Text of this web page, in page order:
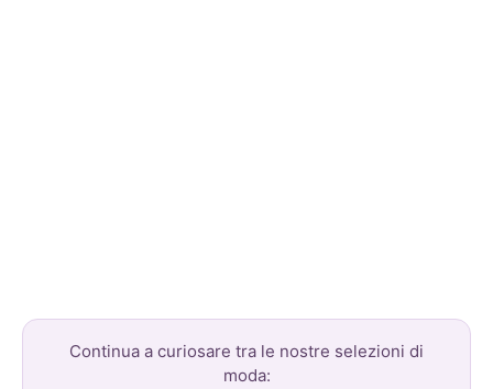
Continua a curiosare tra le nostre selezioni di
moda: